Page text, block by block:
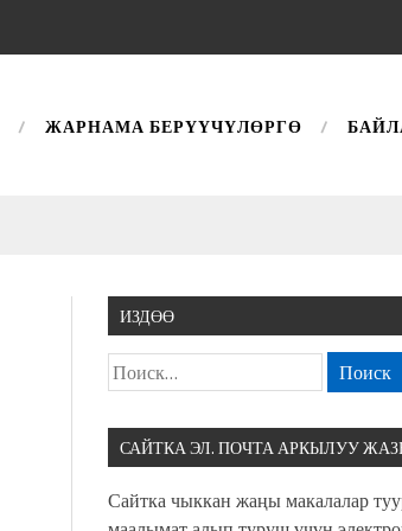
ЖАРНАМА БЕРҮҮЧҮЛӨРГӨ
ИЗДӨӨ
САЙТКА ЭЛ. ПОЧТА АРКЫЛУУ
Сайтка чыккан жаңы макалалар